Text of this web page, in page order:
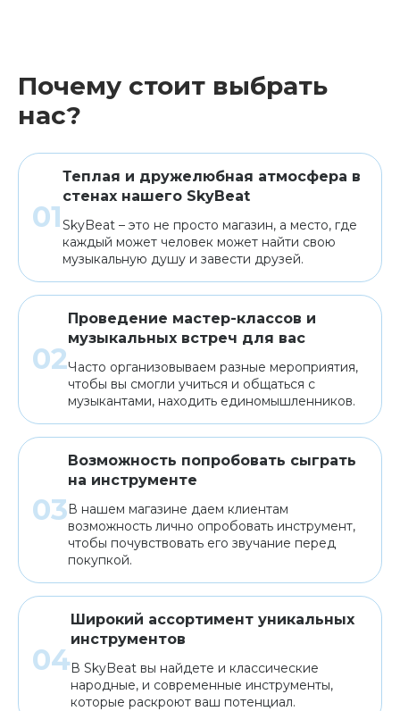
Клавишные Сувениры, подарки
Аренда
Почему стоит выбрать
нас?
Теплая и дружелюбная атмосфера в
стенах нашего SkyBeat
SkyBeat – это не просто магазин, а место, где
каждый может человек может найти свою
музыкальную душу и завести друзей.
Проведение мастер-классов и
музыкальных встреч для вас
Часто организовываем разные мероприятия,
чтобы вы смогли учиться и общаться с
музыкантами, находить единомышленников.
Возможность попробовать сыграть
на инструменте
В нашем магазине даем клиентам
возможность лично опробовать инструмент,
чтобы почувствовать его звучание перед
покупкой.
Широкий ассортимент уникальных
инструментов
В SkyBeat вы найдете и классические
народные, и современные инструменты,
которые раскроют ваш потенциал.